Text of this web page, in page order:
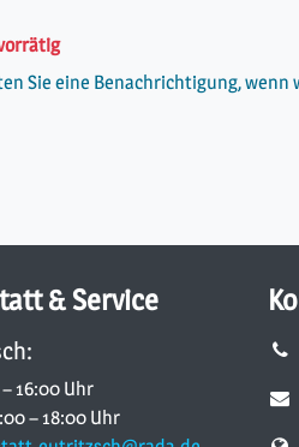
Sie eine Benachrichtigung, wenn
& Service
16:00 Uhr
– 18:00 Uhr